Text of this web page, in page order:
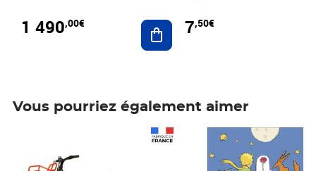
1 490,00€ Ajouter au panier
7,50€
Vous pourriez également aimer
Prix 7,50€